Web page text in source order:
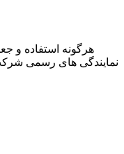
هرگونه استفاده و
نمایندگی های رسمی